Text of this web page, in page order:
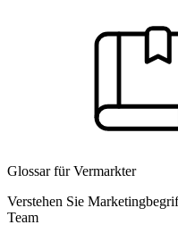
Glossar für Vermarkter
Verstehen Sie
Team